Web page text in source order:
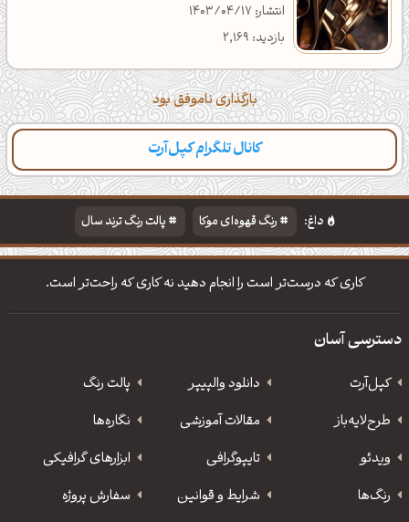
انتشار: 1403/04/17
بازدید: 2,169
بارگذاری ناموفق بود
کانال تلگرام کپل‌آرت
داغ: رنگ قهوه‌ای موکا
پالت رنگ ترند سال
دانلود والپیپر مذهبی
تایپوگرافی شعر مولانا
کاری که درست‌تر است را انجام دهید نه کاری که راحت‌تر است.
دسترسی آسان
کپل‌آرت دانلود‌ والپیپر
پالت رنگ
طرح‌لایه‌باز
مقالات آموزشی
نگاره‌ها
ویدئو
‌تایپوگرافی
ابزارهای گرافیکی
رنگ‌ها
شرایط و قوانین
سفارش پروژه